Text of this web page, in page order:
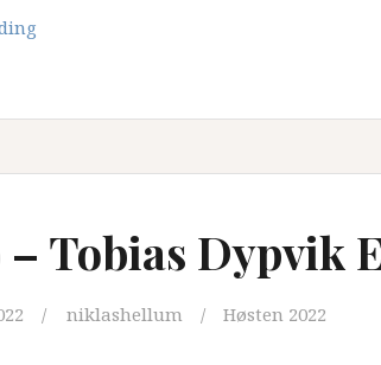
Tobias Dypvik
niklashellum Høsten 2022